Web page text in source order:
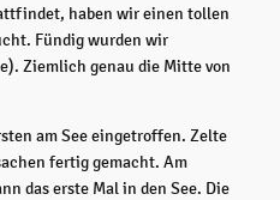
haben wir einen tollen
Fündig wurden wir
Ziemlich genau die Mitte von
am See eingetroffen. Zelte
fertig gemacht. Am
das erste Mal in den See. Die